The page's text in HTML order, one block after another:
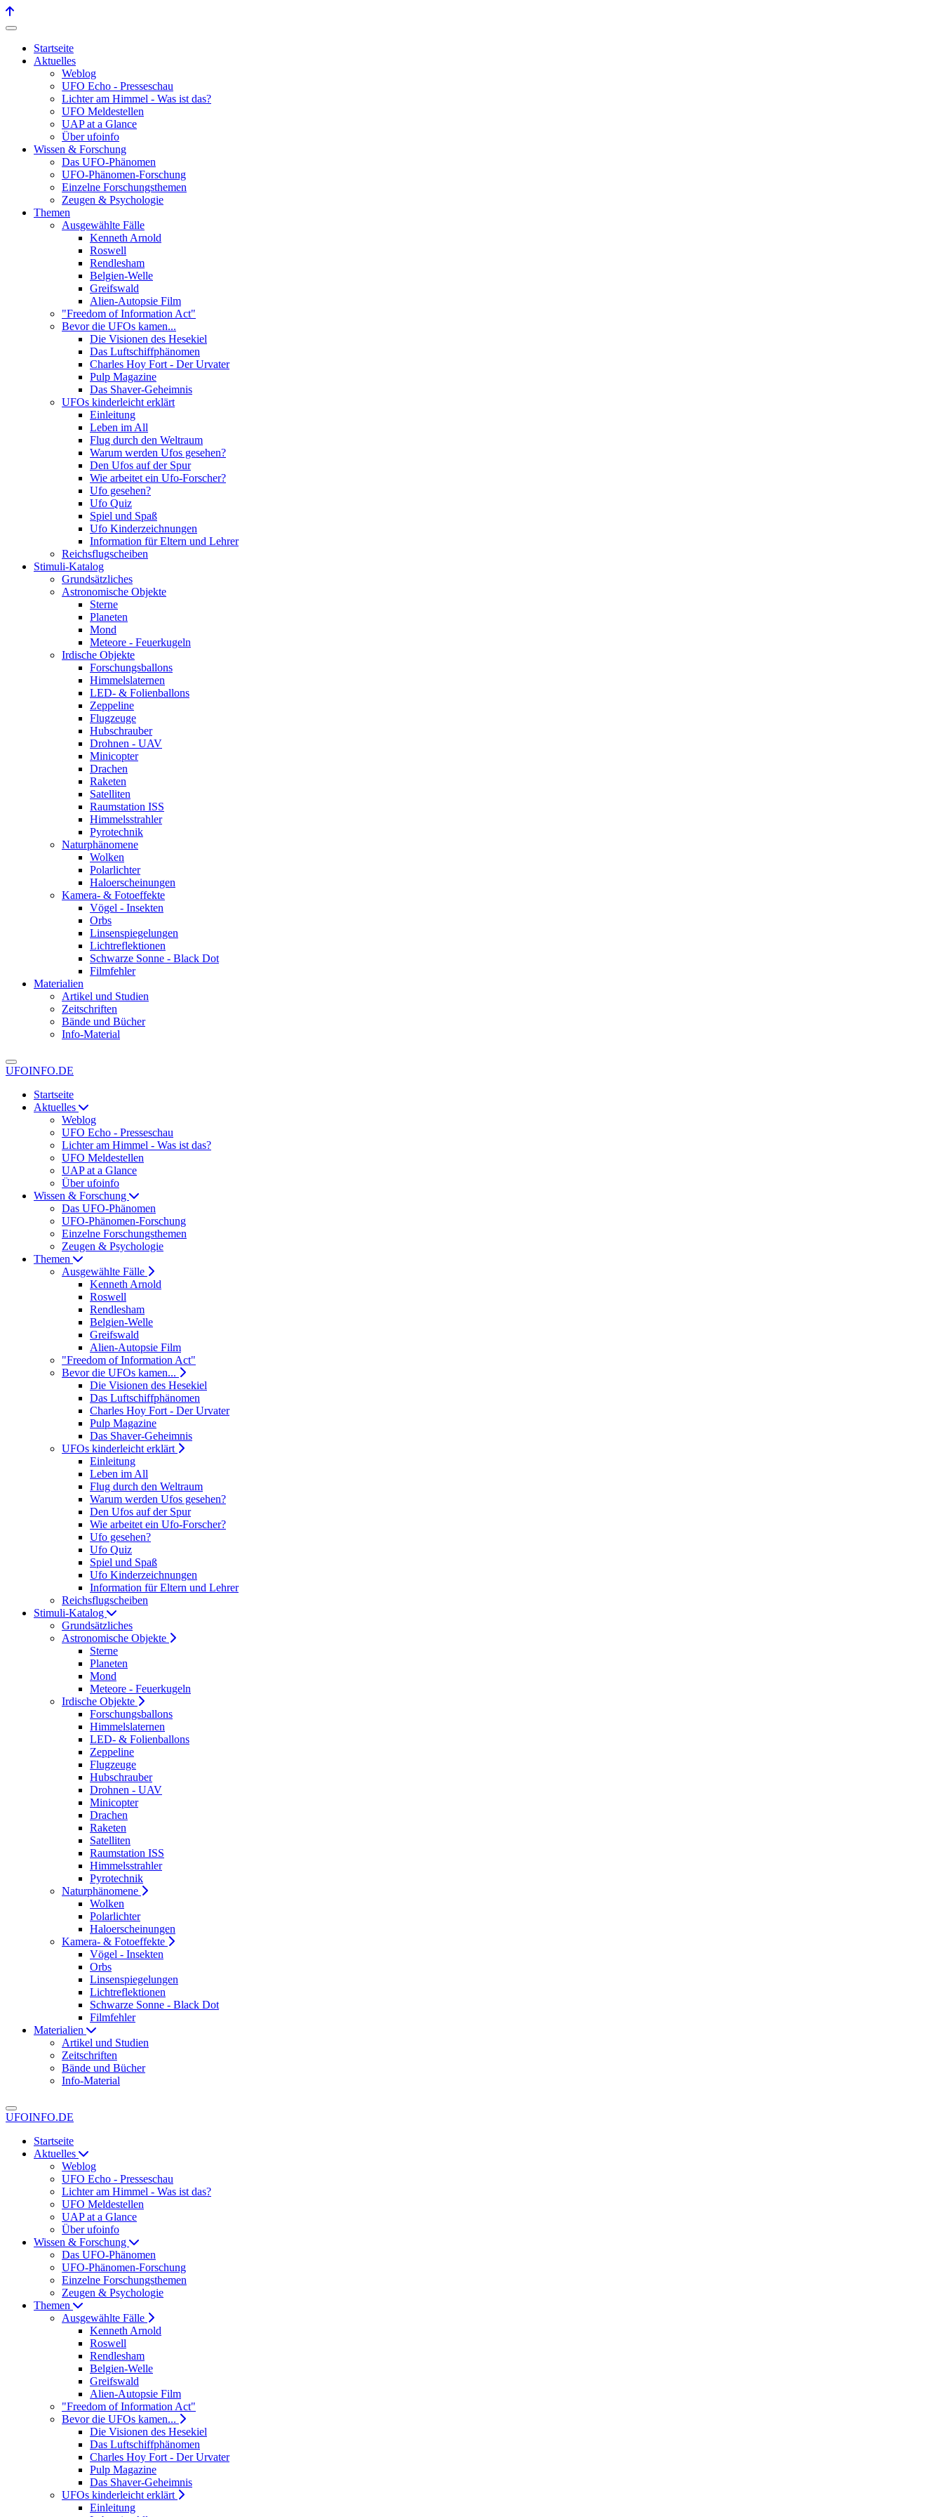
Startseite
Aktuelles
Weblog
UFO Echo - Presseschau
Lichter am Himmel - Was ist das?
UFO Meldestellen
UAP at a Glance
Über ufoinfo
Wissen & Forschung
Das UFO-Phänomen
UFO-Phänomen-Forschung
Einzelne Forschungsthemen
Zeugen & Psychologie
Themen
Ausgewählte Fälle
Kenneth Arnold
Roswell
Rendlesham
Belgien-Welle
Greifswald
Alien-Autopsie Film
"Freedom of Information Act"
Bevor die UFOs kamen...
Die Visionen des Hesekiel
Das Luftschiffphänomen
Charles Hoy Fort - Der Urvater
Pulp Magazine
Das Shaver-Geheimnis
UFOs kinderleicht erklärt
Einleitung
Leben im All
Flug durch den Weltraum
Warum werden Ufos gesehen?
Den Ufos auf der Spur
Wie arbeitet ein Ufo-Forscher?
Ufo gesehen?
Ufo Quiz
Spiel und Spaß
Ufo Kinderzeichnungen
Information für Eltern und Lehrer
Reichsflugscheiben
Stimuli-Katalog
Grundsätzliches
Astronomische Objekte
Sterne
Planeten
Mond
Meteore - Feuerkugeln
Irdische Objekte
Forschungsballons
Himmelslaternen
LED- & Folienballons
Zeppeline
Flugzeuge
Hubschrauber
Drohnen - UAV
Minicopter
Drachen
Raketen
Satelliten
Raumstation ISS
Himmelsstrahler
Pyrotechnik
Naturphänomene
Wolken
Polarlichter
Haloerscheinungen
Kamera- & Fotoeffekte
Vögel - Insekten
Orbs
Linsenspiegelungen
Lichtreflektionen
Schwarze Sonne - Black Dot
Filmfehler
Materialien
Artikel und Studien
Zeitschriften
Bände und Bücher
Info-Material
UFOINFO.DE
Startseite
Aktuelles
Weblog
UFO Echo - Presseschau
Lichter am Himmel - Was ist das?
UFO Meldestellen
UAP at a Glance
Über ufoinfo
Wissen & Forschung
Das UFO-Phänomen
UFO-Phänomen-Forschung
Einzelne Forschungsthemen
Zeugen & Psychologie
Themen
Ausgewählte Fälle
Kenneth Arnold
Roswell
Rendlesham
Belgien-Welle
Greifswald
Alien-Autopsie Film
"Freedom of Information Act"
Bevor die UFOs kamen...
Die Visionen des Hesekiel
Das Luftschiffphänomen
Charles Hoy Fort - Der Urvater
Pulp Magazine
Das Shaver-Geheimnis
UFOs kinderleicht erklärt
Einleitung
Leben im All
Flug durch den Weltraum
Warum werden Ufos gesehen?
Den Ufos auf der Spur
Wie arbeitet ein Ufo-Forscher?
Ufo gesehen?
Ufo Quiz
Spiel und Spaß
Ufo Kinderzeichnungen
Information für Eltern und Lehrer
Reichsflugscheiben
Stimuli-Katalog
Grundsätzliches
Astronomische Objekte
Sterne
Planeten
Mond
Meteore - Feuerkugeln
Irdische Objekte
Forschungsballons
Himmelslaternen
LED- & Folienballons
Zeppeline
Flugzeuge
Hubschrauber
Drohnen - UAV
Minicopter
Drachen
Raketen
Satelliten
Raumstation ISS
Himmelsstrahler
Pyrotechnik
Naturphänomene
Wolken
Polarlichter
Haloerscheinungen
Kamera- & Fotoeffekte
Vögel - Insekten
Orbs
Linsenspiegelungen
Lichtreflektionen
Schwarze Sonne - Black Dot
Filmfehler
Materialien
Artikel und Studien
Zeitschriften
Bände und Bücher
Info-Material
UFOINFO.DE
Startseite
Aktuelles
Weblog
UFO Echo - Presseschau
Lichter am Himmel - Was ist das?
UFO Meldestellen
UAP at a Glance
Über ufoinfo
Wissen & Forschung
Das UFO-Phänomen
UFO-Phänomen-Forschung
Einzelne Forschungsthemen
Zeugen & Psychologie
Themen
Ausgewählte Fälle
Kenneth Arnold
Roswell
Rendlesham
Belgien-Welle
Greifswald
Alien-Autopsie Film
"Freedom of Information Act"
Bevor die UFOs kamen...
Die Visionen des Hesekiel
Das Luftschiffphänomen
Charles Hoy Fort - Der Urvater
Pulp Magazine
Das Shaver-Geheimnis
UFOs kinderleicht erklärt
Einleitung